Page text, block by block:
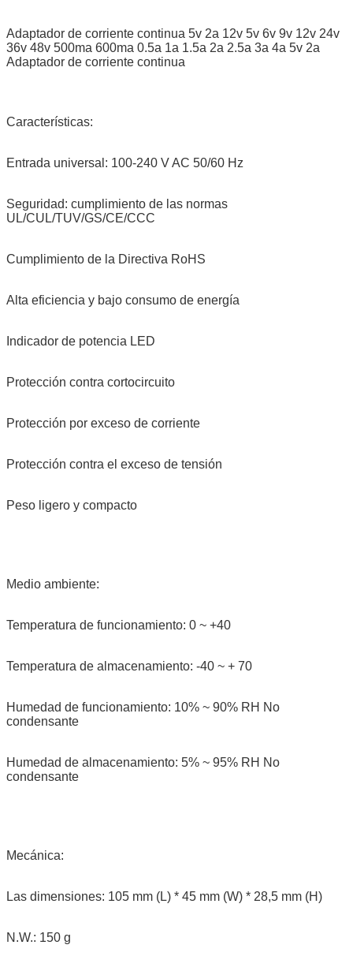
Adaptador de corriente continua 5v 2a 12v 5v 6v 9v 12v 24v
36v 48v 500ma 600ma 0.5a 1a 1.5a 2a 2.5a 3a 4a 5v 2a
Adaptador de corriente continua
Características:
Entrada universal: 100-240 V AC 50/60 Hz
Seguridad: cumplimiento de las normas
UL/CUL/TUV/GS/CE/CCC
Cumplimiento de la Directiva RoHS
Alta eficiencia y bajo consumo de energía
Indicador de potencia LED
Protección contra cortocircuito
Protección por exceso de corriente
Protección contra el exceso de tensión
Peso ligero y compacto
Medio ambiente:
Temperatura de funcionamiento: 0 ~ +40
Temperatura de almacenamiento: -40 ~ + 70
Humedad de funcionamiento: 10% ~ 90% RH No
condensante
Humedad de almacenamiento: 5% ~ 95% RH No
condensante
Mecánica:
Las dimensiones: 105 mm (L) * 45 mm (W) * 28,5 mm (H)
N.W.: 150 g